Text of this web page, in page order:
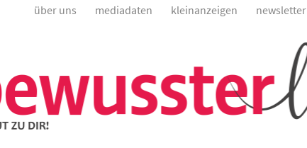
über uns mediadaten kleinanzeigen newsletter